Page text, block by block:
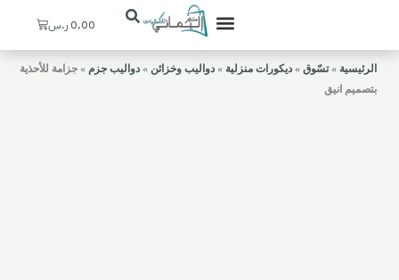
0,00 ر.سCart
الرئيسية »تسّوق » ديكورات منزلية » دواليب وخزائن » دواليب جزم » جزامة للأحذية
بتصميم انيق